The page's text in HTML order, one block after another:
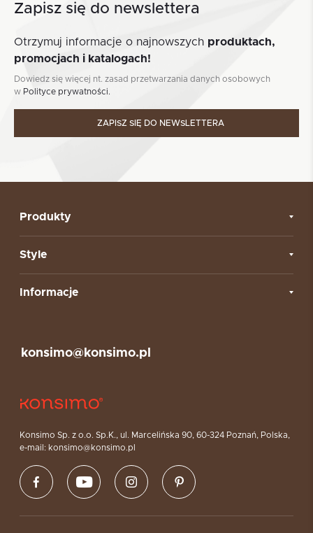
Zapisz się do newslettera
Otrzymuj informacje o najnowszych produktach,
promocjach i katalogach!
Dowiedz się więcej nt. zasad przetwarzania danych osobowych
w Polityce prywatności.
ZAPISZ SIĘ DO NEWSLETTERA
Produkty
Style
Informacje
Konsimo Sp. z o.o. Sp.K., ul. Marcelińska 90, 60-324 Poznań, Polska,
e-mail: konsimo@konsimo.pl
konsimo@konsimo.pl